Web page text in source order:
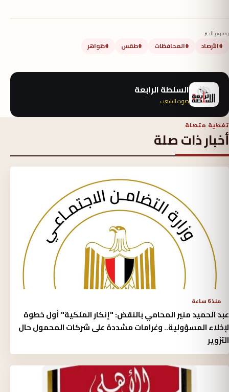
وسوم الخبر
#الأرصاد #المحافظات #طقس #ظواهر
السلطة الرابعة
صوت الشعب
تغطية متصلة
أخبار ذات صلة
منذ 6 ساعة
عبد الحميد منير المحامي بالنقض: "إنكار الملكية" أول خطوة
لإخلاء المسؤولية.. وغرامات مشددة على شركات المحمول حال
التزوير